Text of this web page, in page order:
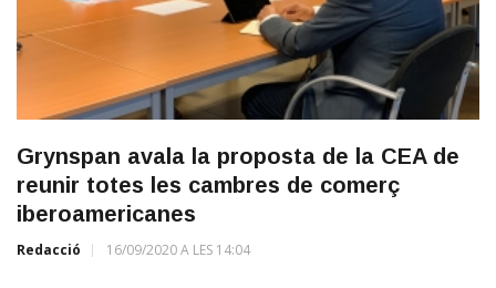
Grynspan avala la proposta de la CEA de
reunir totes les cambres de comerç
iberoamericanes
Redacció 16/09/2020 A LES 14:04